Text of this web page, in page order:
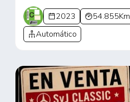
2023 54.855Km
Automático